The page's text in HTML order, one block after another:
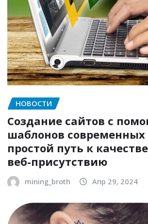
НОВОСТИ
Создание сайтов с
шаблонов современных
простой путь к
веб-присутствию
mining_broth Апр 29, 2024